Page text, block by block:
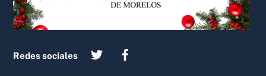
Redes sociales